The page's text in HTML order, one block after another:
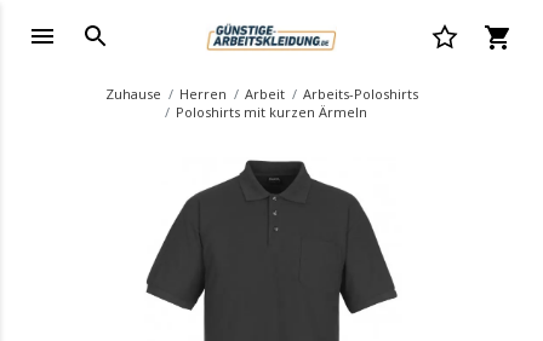
Zuhause Herren Arbeit
Arbeits-Poloshirts
Poloshirts mit kurzen Ärmeln